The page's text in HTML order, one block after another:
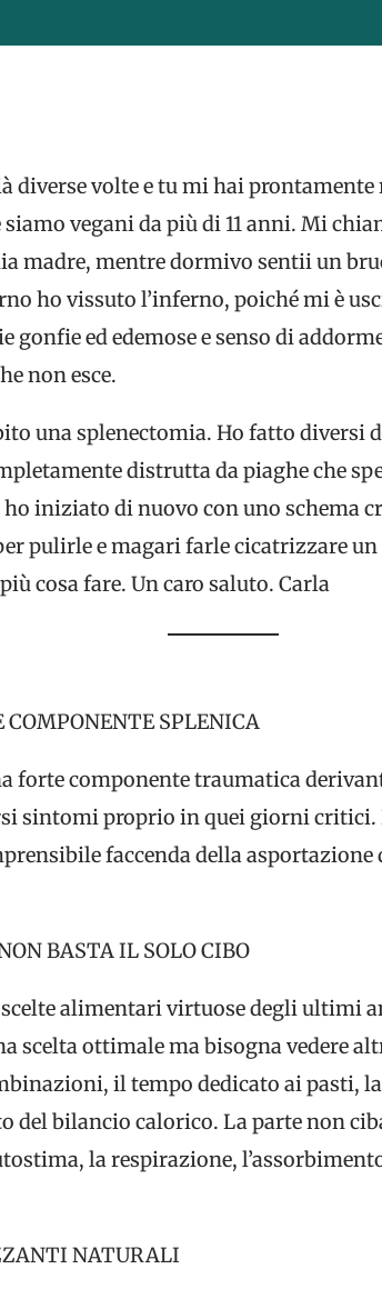
diverse volte e tu mi hai prontamente
vegani da più di 11 anni. Mi
madre, mentre dormivo sentii un
ho vissuto l’inferno, poiché mi è
gonfie ed edemose e senso di
non esce.
una splenectomia. Ho fatto
distrutta da piaghe che
iniziato di nuovo con uno schema
pulirle e magari farle cicatrizzare un
cosa fare. Un caro saluto. Carla
SPLENICA
forte componente traumatica
sintomi proprio in quei giorni critici.
faccenda della asportazione
BASTA IL SOLO CIBO
alimentari virtuose degli ultimi
scelta ottimale ma bisogna vedere
il tempo dedicato ai pasti,
del bilancio calorico. La parte non
la respirazione,
NATURALI